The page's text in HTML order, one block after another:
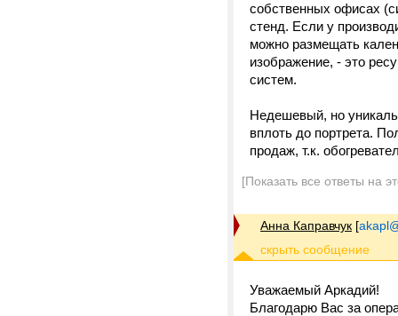
собственных офисах
стенд. Если у
можно размещать
изображение, - это
систем.
Недешевый, но
вплоть до портрета.
продаж, т.к.
[Показать все ответы на
Анна Каправчук [
Уважаемый Аркадий!
Благодарю Вас за